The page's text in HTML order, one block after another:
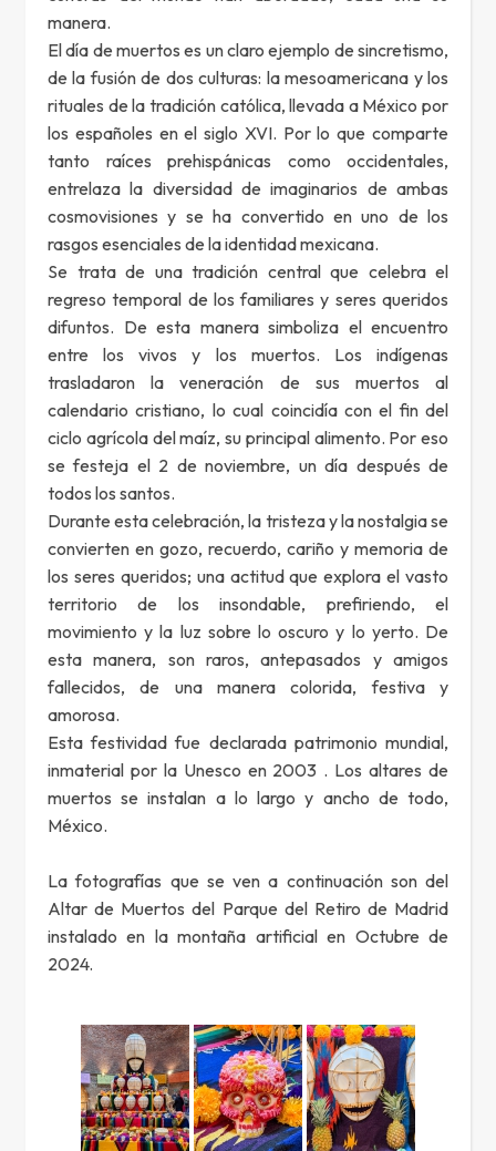
manera.
El día de muertos es un claro ejemplo de sincretismo,
de la fusión de dos culturas: la mesoamericana y los
rituales de la tradición católica, llevada a México por
los españoles en el siglo XVI. Por lo que comparte
tanto raíces prehispánicas como occidentales,
entrelaza la diversidad de imaginarios de ambas
cosmovisiones y se ha convertido en uno de los
rasgos esenciales de la identidad mexicana.
Se trata de una tradición central que celebra el
regreso temporal de los familiares y seres queridos
difuntos. De esta manera simboliza el encuentro
entre los vivos y los muertos. Los indígenas
trasladaron la veneración de sus muertos al
calendario cristiano, lo cual coincidía con el fin del
ciclo agrícola del maíz, su principal alimento. Por eso
se festeja el 2 de noviembre, un día después de
todos los santos.
Durante esta celebración, la tristeza y la nostalgia se
convierten en gozo, recuerdo, cariño y memoria de
los seres queridos; una actitud que explora el vasto
territorio de los insondable, prefiriendo, el
movimiento y la luz sobre lo oscuro y lo yerto. De
esta manera, son raros, antepasados y amigos
fallecidos, de una manera colorida, festiva y
amorosa.
Esta festividad fue declarada patrimonio mundial,
inmaterial por la Unesco en 2003 . Los altares de
muertos se instalan a lo largo y ancho de todo,
México.
La fotografías que se ven a continuación son del
Altar de Muertos del Parque del Retiro de Madrid
instalado en la montaña artificial en Octubre de
2024.